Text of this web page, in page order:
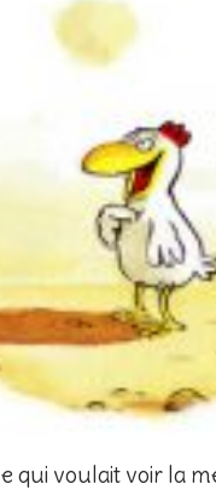
qui voulait voir la